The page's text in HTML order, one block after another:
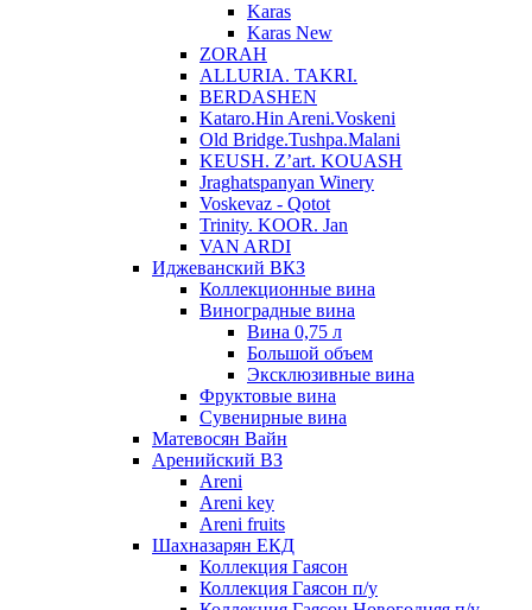
Karas
Karas New
ZORAH
ALLURIA. TAKRI.
BERDASHEN
Kataro.Hin Areni.Voskeni
Old Bridge.Tushpa.Malani
KEUSH. Z’art. KOUASH
Jraghatspanyan Winery
Voskevaz - Qotot
Trinity. KOOR. Jan
VAN ARDI
Иджеванский ВКЗ
Коллекционные вина
Виноградные вина
Вина 0,75 л
Большой объем
Эксклюзивные вина
Фруктовые вина
Cувенирные вина
Матевосян Вайн
Аренийский ВЗ
Areni
Areni key
Areni fruits
Шахназарян ЕКД
Коллекция Гаясон
Коллекция Гаясон п/у